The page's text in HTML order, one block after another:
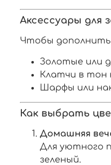
Аксессуары для
Чтобы дополнить
Золотые или
Клатчи в тон
Шарфы или
Как выбрать
Домашняя
Для уютного
зеленый.